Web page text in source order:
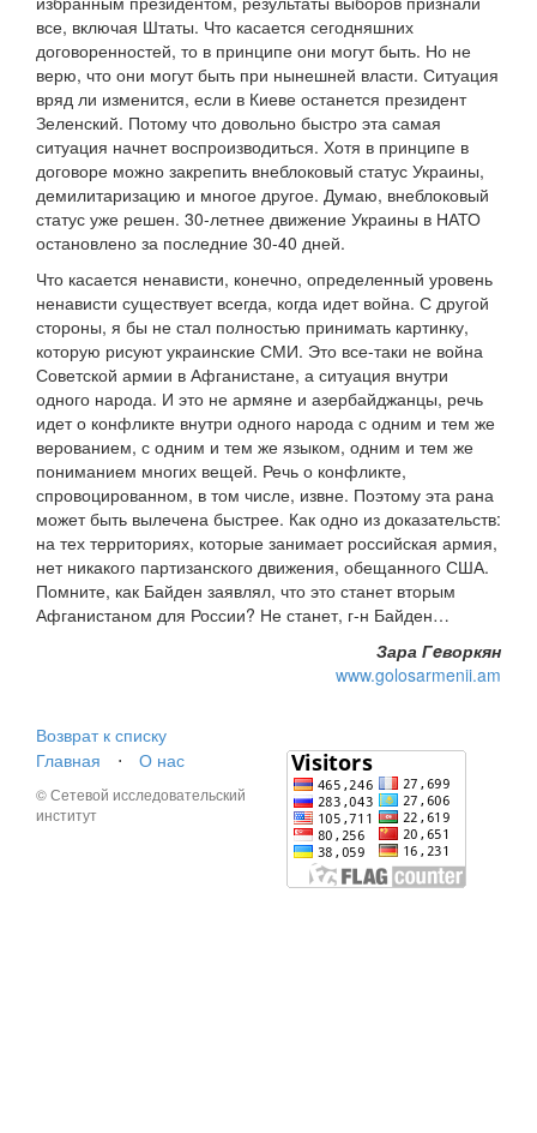
все, включая Штаты. Что касается сегодняшних
договоренностей, то в принципе они могут быть. Но не
верю, что они могут быть при нынешней власти. Ситуация
вряд ли изменится, если в Киеве останется президент
Зеленский. Потому что довольно быстро эта самая
ситуация начнет воспроизводиться. Хотя в принципе в
договоре можно закрепить внеблоковый статус Украины,
демилитаризацию и многое другое. Думаю, внеблоковый
статус уже решен. 30-летнее движение Украины в НАТО
остановлено за последние 30-40 дней.
Что касается ненависти, конечно, определенный уровень
ненависти существует всегда, когда идет война. С другой
стороны, я бы не стал полностью принимать картинку,
которую рисуют украинские СМИ. Это все-таки не война
Советской армии в Афганистане, а ситуация внутри
одного народа. И это не армяне и азербайджанцы, речь
идет о конфликте внутри одного народа с одним и тем же
верованием, с одним и тем же языком, одним и тем же
пониманием многих вещей. Речь о конфликте,
спровоцированном, в том числе, извне. Поэтому эта рана
может быть вылечена быстрее. Как одно из доказательств:
на тех территориях, которые занимает российская армия,
нет никакого партизанского движения, обещанного США.
Помните, как Байден заявлял, что это станет вторым
Афганистаном для России? Не станет, г-н Байден…
Зара Гeворкян
www.golosarmenii.am
Возврат к списку
Главная
⋅ О нас
© Сетевой исследовательский
институт